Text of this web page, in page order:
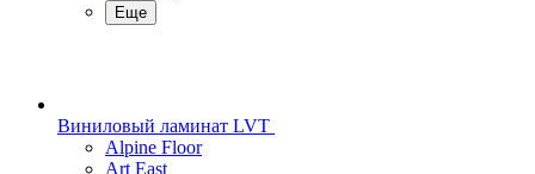
Еще
Виниловый ламинат LVT
Alpine Floor
Art East